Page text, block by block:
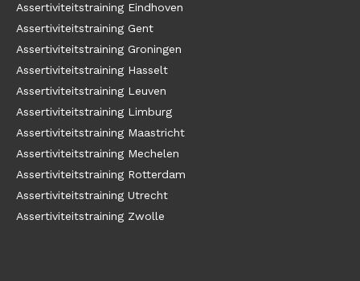
Assertiviteitstraining Eindhoven
Assertiviteitstraining Gent
Assertiviteitstraining Groningen
Assertiviteitstraining Hasselt
Assertiviteitstraining Leuven
Assertiviteitstraining Limburg
Assertiviteitstraining Maastricht
Assertiviteitstraining Mechelen
Assertiviteitstraining Rotterdam
Assertiviteitstraining Utrecht
Assertiviteitstraining Zwolle